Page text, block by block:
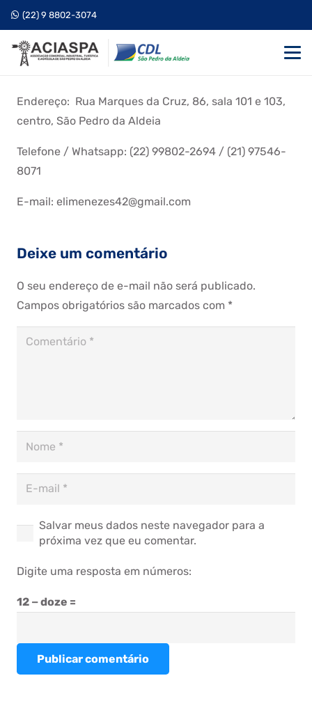
(22) 9 8802-3074
Endereço: Rua Marques da Cruz, 86, sala 101 e 103,
centro, São Pedro da Aldeia
Telefone / Whatsapp: (22) 99802-2694 / (21) 97546-
8071
E-mail: elimenezes42@gmail.com
Deixe um comentário
O seu endereço de e-mail não será publicado.
Campos obrigatórios são marcados com *
Salvar meus dados neste navegador para a
próxima vez que eu comentar.
Digite uma resposta em números:
12 − doze =
Publicar comentário